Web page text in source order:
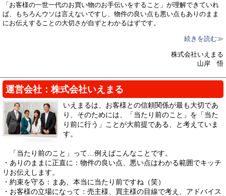
「お客様の一世一代のお買い物のお手伝いをすること」が理解できていれ
ば、もちろんウソは言えないですし、物件の良い点も悪い点もありのまま
にお伝えすることの大切さが自ずとわかるはずです。
続きを読む≫
株式会社いえまる
山岸 悟
運営会社：株式会社いえまる
いえまるは、お客様との信頼関係が最も大切であ
り、そのためには、「当たり前のこと」を「当た
り前に行う」ことが大前提である、と考えていま
す。
「当たり前のこと」って…例えばこんなことです。
・ありのままに正直に：物件の良い点、悪い点はわかる範囲でキッチ
リお伝えします。
・約束を守る：まあ、本当に当たり前ですね（笑）
・お客様の立場になって：売主様、買主様の目線で考え、アドバイス